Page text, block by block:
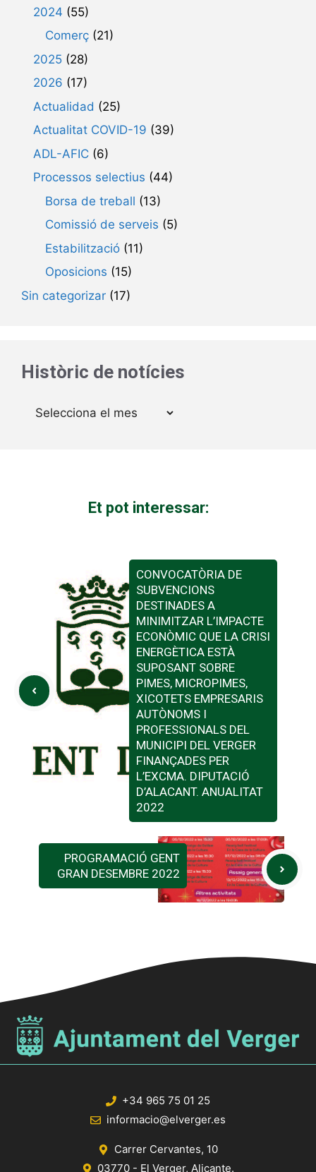
2024 (55)
Comerç (21)
2025 (28)
2026 (17)
Actualidad (25)
Actualitat COVID-19 (39)
ADL-AFIC (6)
Processos selectius (44)
Borsa de treball (13)
Comissió de serveis (5)
Estabilització (11)
Oposicions (15)
Sin categorizar (17)
Històric de notícies
Arxius
Et pot interessar:
CONVOCATÒRIA DE
SUBVENCIONS
DESTINADES A
MINIMITZAR L’IMPACTE
ECONÒMIC QUE LA CRISI
ENERGÈTICA ESTÀ
SUPOSANT SOBRE
PIMES, MICROPIMES,
XICOTETS EMPRESARIS
AUTÒNOMS I
PROFESSIONALS DEL
MUNICIPI DEL VERGER
FINANÇADES PER
L’EXCMA. DIPUTACIÓ
D’ALACANT. ANUALITAT
2022
PROGRAMACIÓ GENT
GRAN DESEMBRE 2022
+34 965 75 01 25
informacio@elverger.es
Carrer Cervantes, 10
03770 - El Verger, Alicante.